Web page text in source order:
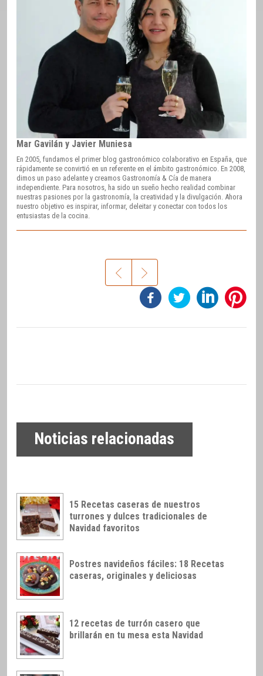
Mar Gavilán y Javier Muniesa
En 2005, fundamos el primer blog gastronómico colaborativo en España, que
rápidamente se convirtió en un referente en el ámbito gastronómico. En 2008,
dimos un paso adelante y creamos Gastronomía & Cía de manera
independiente. Para nosotros, ha sido un sueño hecho realidad combinar
nuestras pasiones por la gastronomía, la creatividad y la divulgación. Ahora
nuestro objetivo es inspirar, informar, deleitar y conectar con todos los
entusiastas de la cocina.
Noticias relacionadas
15 Recetas caseras de nuestros
turrones y dulces tradicionales de
Navidad favoritos
Postres navideños fáciles: 18 Recetas
caseras, originales y deliciosas
12 recetas de turrón casero que
brillarán en tu mesa esta Navidad